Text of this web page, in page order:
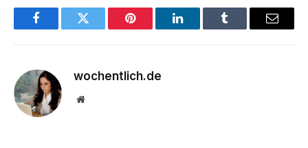
FacebookTwitter Pinterest LinkedInTumblr Email
wochentlich.de
Website